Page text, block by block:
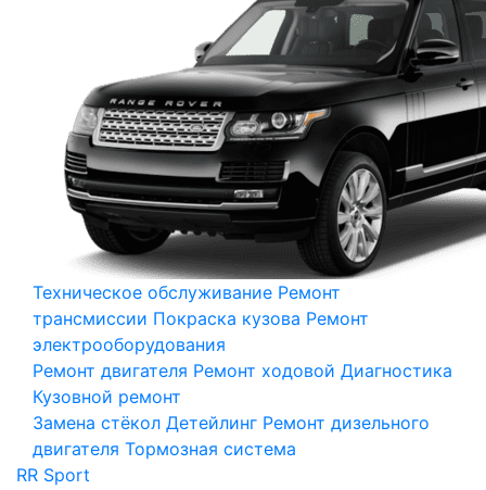
Техническое обслуживание Ремонт
трансмиссии Покраска кузова Ремонт
электрооборудования
Ремонт двигателя Ремонт ходовой Диагностика
Кузовной ремонт
Замена стёкол Детейлинг Ремонт дизельного
двигателя Тормозная система
RR Sport